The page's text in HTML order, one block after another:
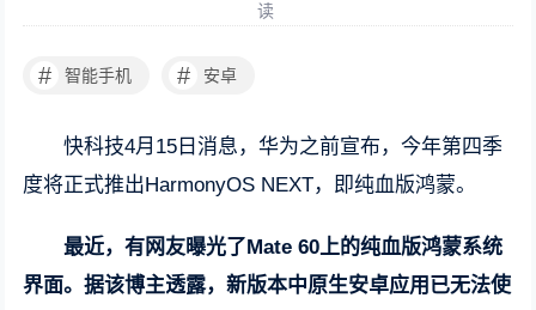
读
# 智能手机 # 安卓
快科技4月15日消息，华为之前宣布，今年第四季
度将正式推出HarmonyOS NEXT，即纯血版鸿蒙。
最近，有网友曝光了Mate 60上的纯血版鸿蒙系统
界面。据该博主透露，新版本中原生安卓应用已无法使